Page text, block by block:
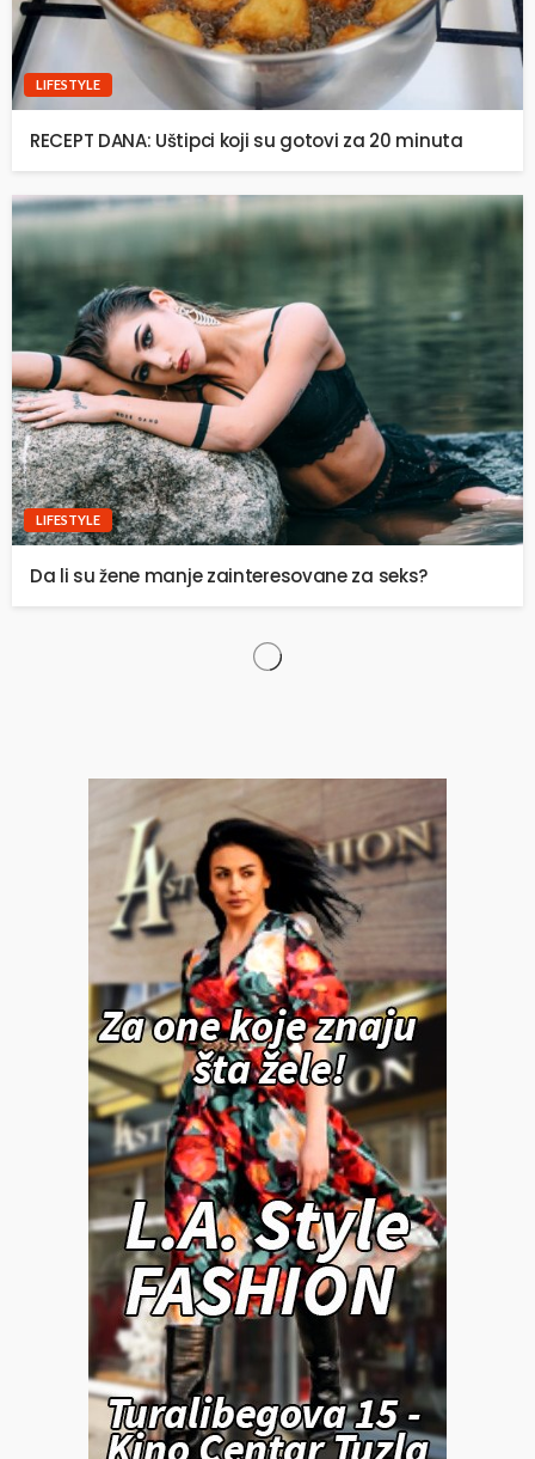
LIFESTYLE
RECEPT DANA: Uštipci koji su gotovi za 20 minuta
LIFESTYLE
Da li su žene manje zainteresovane za seks?